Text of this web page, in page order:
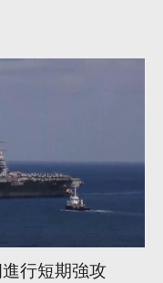
行短期強攻